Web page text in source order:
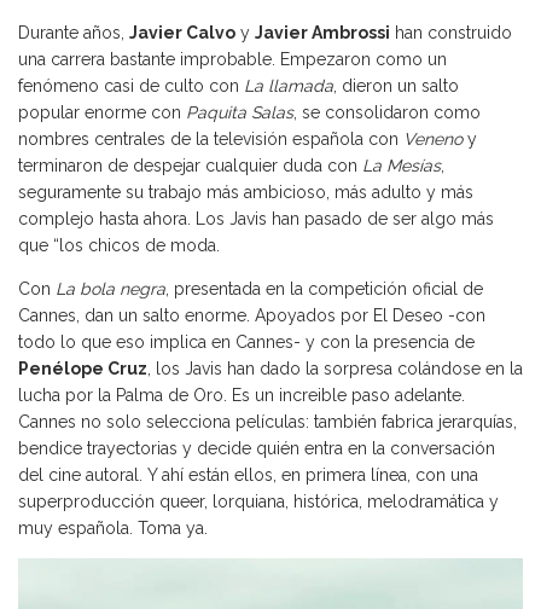
Durante años, Javier Calvo y Javier Ambrossi han construido
una carrera bastante improbable. Empezaron como un
fenómeno casi de culto con La llamada , dieron un salto
popular enorme con Paquita Salas, se consolidaron como
nombres centrales de la televisión española con Venenoy
terminaron de despejar cualquier duda con La Mesías,
seguramente su trabajo más ambicioso, más adulto y más
complejo hasta ahora. Los Javis han pasado de ser algo más
que “los chicos de moda.
Con La bola negra , presentada en la competición oficial de
Cannes, dan un salto enorme. Apoyados por El Deseo -con
todo lo que eso implica en Cannes- y con la presencia de
Penélope Cruz , los Javis han dado la sorpresa colándose en la
lucha por la Palma de Oro. Es un increible paso adelante.
Cannes no solo selecciona películas: también fabrica jerarquías,
bendice trayectorias y decide quién entra en la conversación
del cine autoral. Y ahí están ellos, en primera línea, con una
superproducción queer, lorquiana, histórica, melodramática y
muy española. Toma ya.